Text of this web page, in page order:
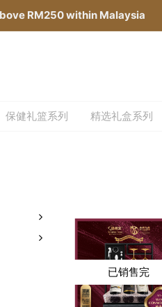
RM250 within Malaysia
保健礼篮系列 精选礼盒系列
已销售完